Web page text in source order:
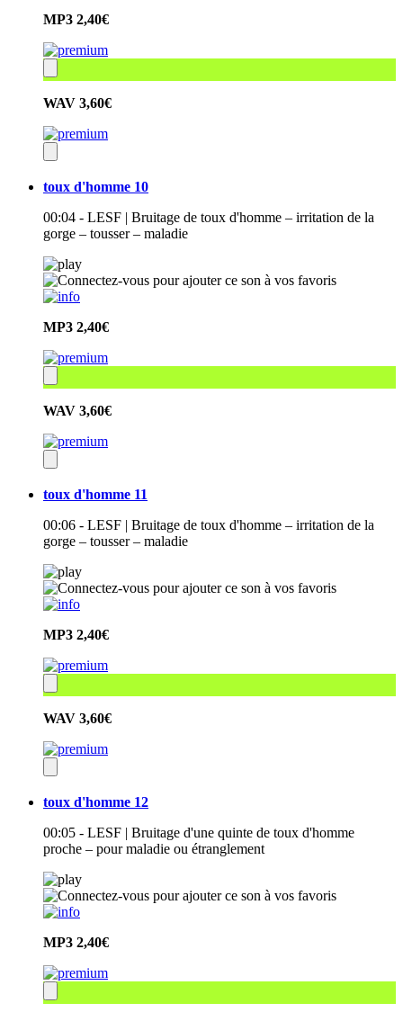
MP3 2,40€
WAV 3,60€
toux d'homme 10
00:04 - LESF | Bruitage de toux d'homme – irritation de la
gorge – tousser – maladie
MP3 2,40€
WAV 3,60€
toux d'homme 11
00:06 - LESF | Bruitage de toux d'homme – irritation de la
gorge – tousser – maladie
MP3 2,40€
WAV 3,60€
toux d'homme 12
00:05 - LESF | Bruitage d'une quinte de toux d'homme
proche – pour maladie ou étranglement
MP3 2,40€